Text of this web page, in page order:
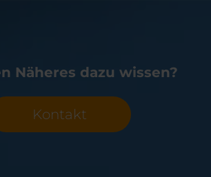
Näheres dazu wissen?
Kontakt